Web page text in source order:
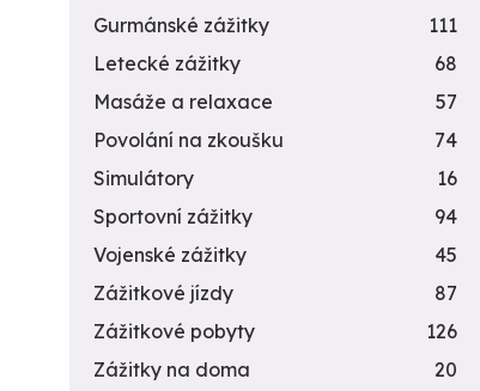
Gurmánské zážitky
111
Letecké zážitky
68
Masáže a relaxace
57
Povolání na zkoušku
74
Simulátory
16
Sportovní zážitky
94
Vojenské zážitky
45
Zážitkové jízdy
87
Zážitkové pobyty
126
Zážitky na doma
20